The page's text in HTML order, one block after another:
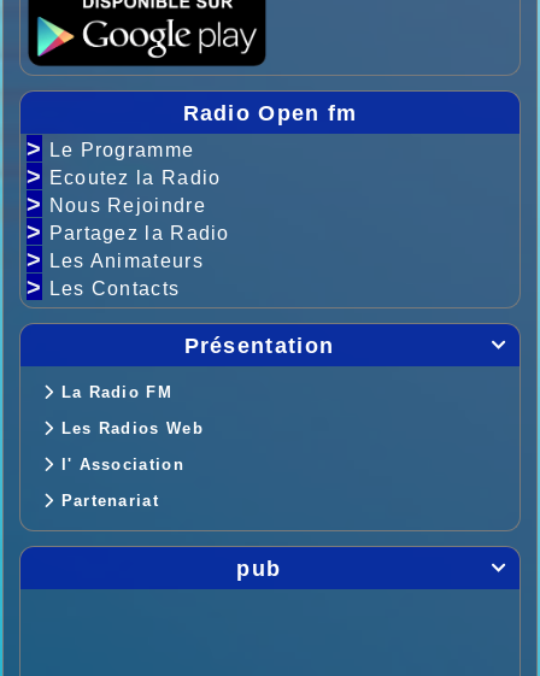
Radio Open fm
> Le Programme
> Ecoutez la Radio
> Nous Rejoindre
> Partagez la Radio
> Les Animateurs
> Les Contacts

Présentation
La Radio FM
Les Radios Web
l' Association
Partenariat

pub